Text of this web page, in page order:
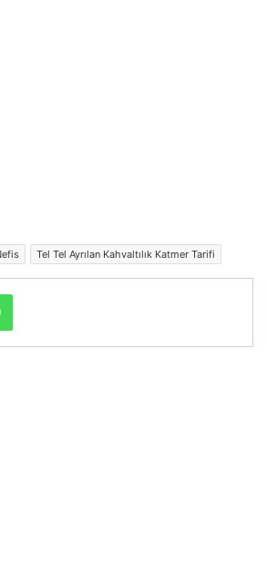
Tel Tel Ayrılan Kahvaltılık Katmer Tarifi
WhatsApp